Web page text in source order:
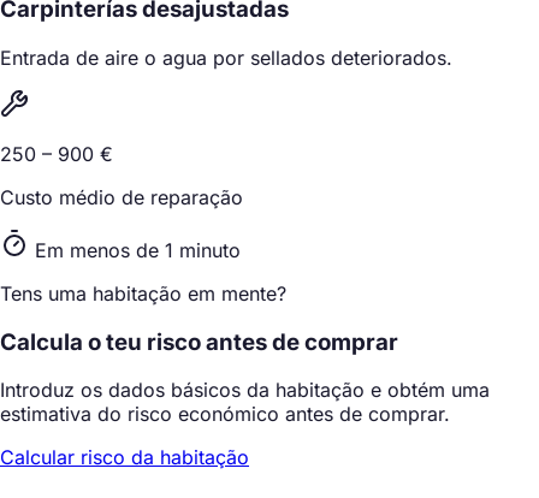
Carpinterías desajustadas
Entrada de aire o agua por sellados deteriorados.
250 – 900 €
Custo médio de reparação
Em menos de 1 minuto
Tens uma habitação em mente?
Calcula o teu risco antes de comprar
Introduz os dados básicos da habitação e obtém uma
estimativa do risco económico antes de comprar.
Calcular risco da habitação